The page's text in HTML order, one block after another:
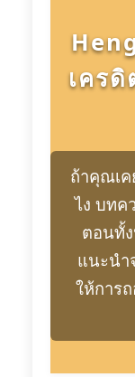
เคร
ถ้าคุณเค
ไง บทค
ตอนทั้
แนะนำ
ให้การ